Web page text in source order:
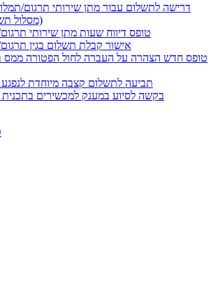
(מסלול
2356 – טופס דיווח שעות מתן שירותי
2357 – אישור קבלת תשלום בגין
266 – תביעה לתשלום קצבה מיוחדת
267 – בקשה לסיוע במענק למכשירים